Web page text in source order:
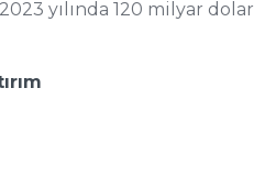
yılında 120 milyar dolar